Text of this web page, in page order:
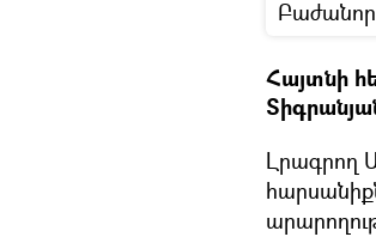
Հայտնի
Լրագրող